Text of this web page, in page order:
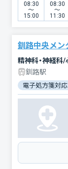
08:30
〜
15:00
08:30
〜
11:30
釧路中央メン
精神科・神経科
釧路駅
電子処方箋対応